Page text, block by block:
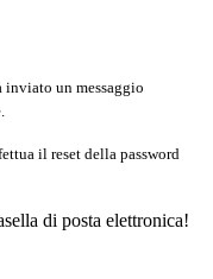
inviato un messaggio
il reset della password
di posta elettronica!